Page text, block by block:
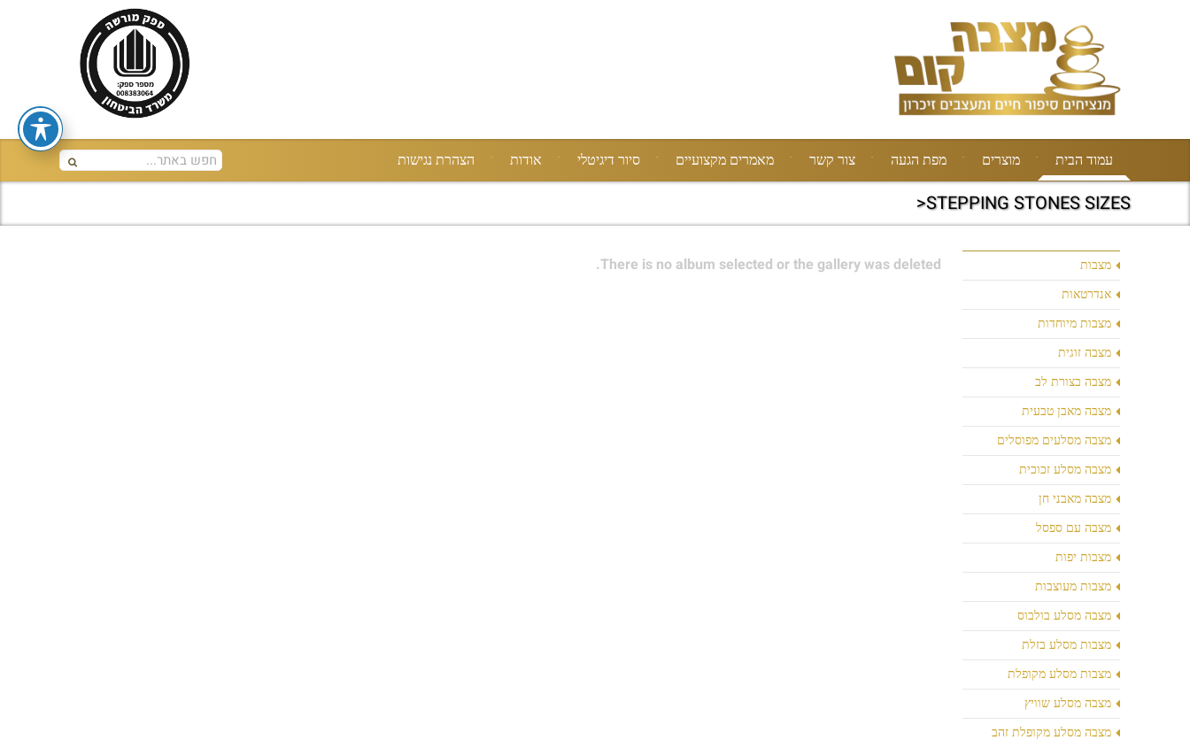
עמוד הבית מוצרים מפת הגעה צור קשר מאמרים מקצועיים סיור דיגיטלי אודות הצהרת נגישות
STEPPING STONES SIZES<
מצבות
אנדרטאות
מצבות מיוחדות
מצבה זוגית
מצבה בצורת לב
מצבה מאבן טבעית
מצבה מסלעים מפוסלים
מצבה מסלע זכוכית
מצבה מאבני חן
מצבה עם ספסל
מצבות יפות
מצבות מעוצבות
מצבה מסלע בולבוס
מצבות מסלע בזלת
מצבות מסלע מקופלת
מצבה מסלע שוויץ
מצבה מסלע מקופלת זהב
There is no album selected or the gallery was deleted.